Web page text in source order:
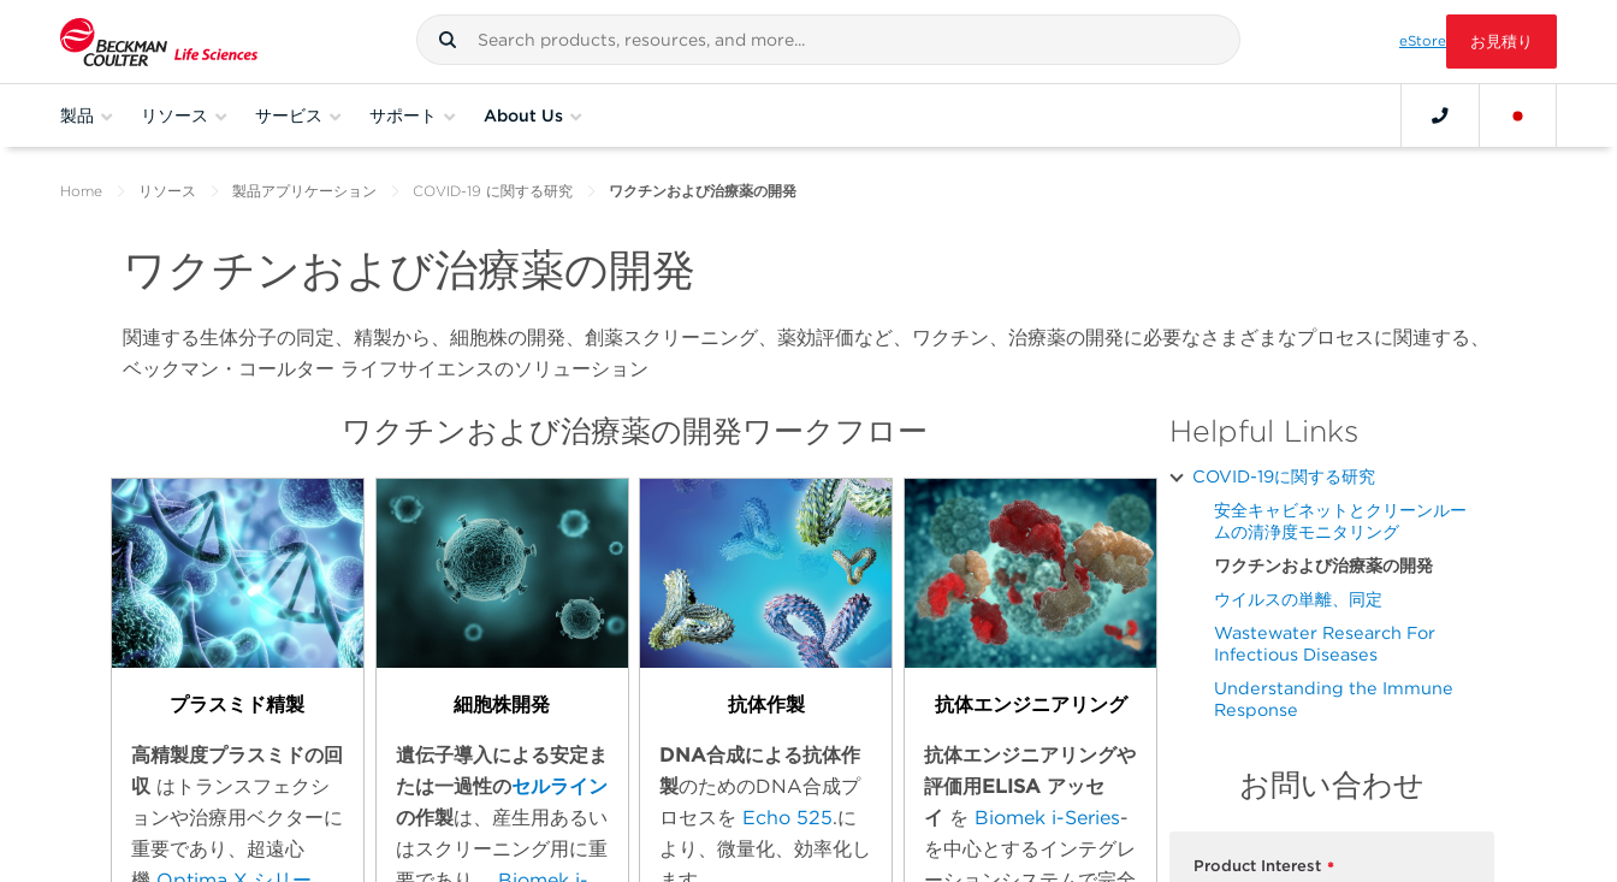
eStore お見積り
製品 リソース サービス サポート About Us
Home リソース 製品アプリケーション COVID-19 に関する研究 ワクチンおよび治療薬の開発
ワクチンおよび治療薬の開発
関連する生体分子の同定、精製から、細胞株の開発、創薬スクリーニング、薬効評価など、ワクチン、治療薬の開発に必要なさまざまなプロセスに関連する、
ベックマン・コールター ライフサイエンスのソリューション
ワクチンおよび治療薬の開発ワークフロー
プラスミド精製
高精製度プラスミドの回
収 はトランスフェクシ
ョンや治療用ベクターに
重要であり、超遠心
細胞株開発
遺伝子導入による安定ま
たは一過性のセルライン
の作製は、産生用あるい
はスクリーニング用に重
抗体作製
DNA合成による抗体作
製のためのDNA合成プ
ロセスを Echo 525.に
より、微量化、効率化し
抗体エンジニアリング
抗体エンジニアリングや
評価用ELISA アッセ
イ を Biomek i-Series-
を中心とするインテグレ
Helpful Links
COVID-19に関する研究
安全キャビネットとクリーンルー
ムの清浄度モニタリング
ワクチンおよび治療薬の開発
ウイルスの単離、同定
Wastewater Research For
Infectious Diseases
Understanding the Immune
Response
お問い合わせ
*
Product Interest